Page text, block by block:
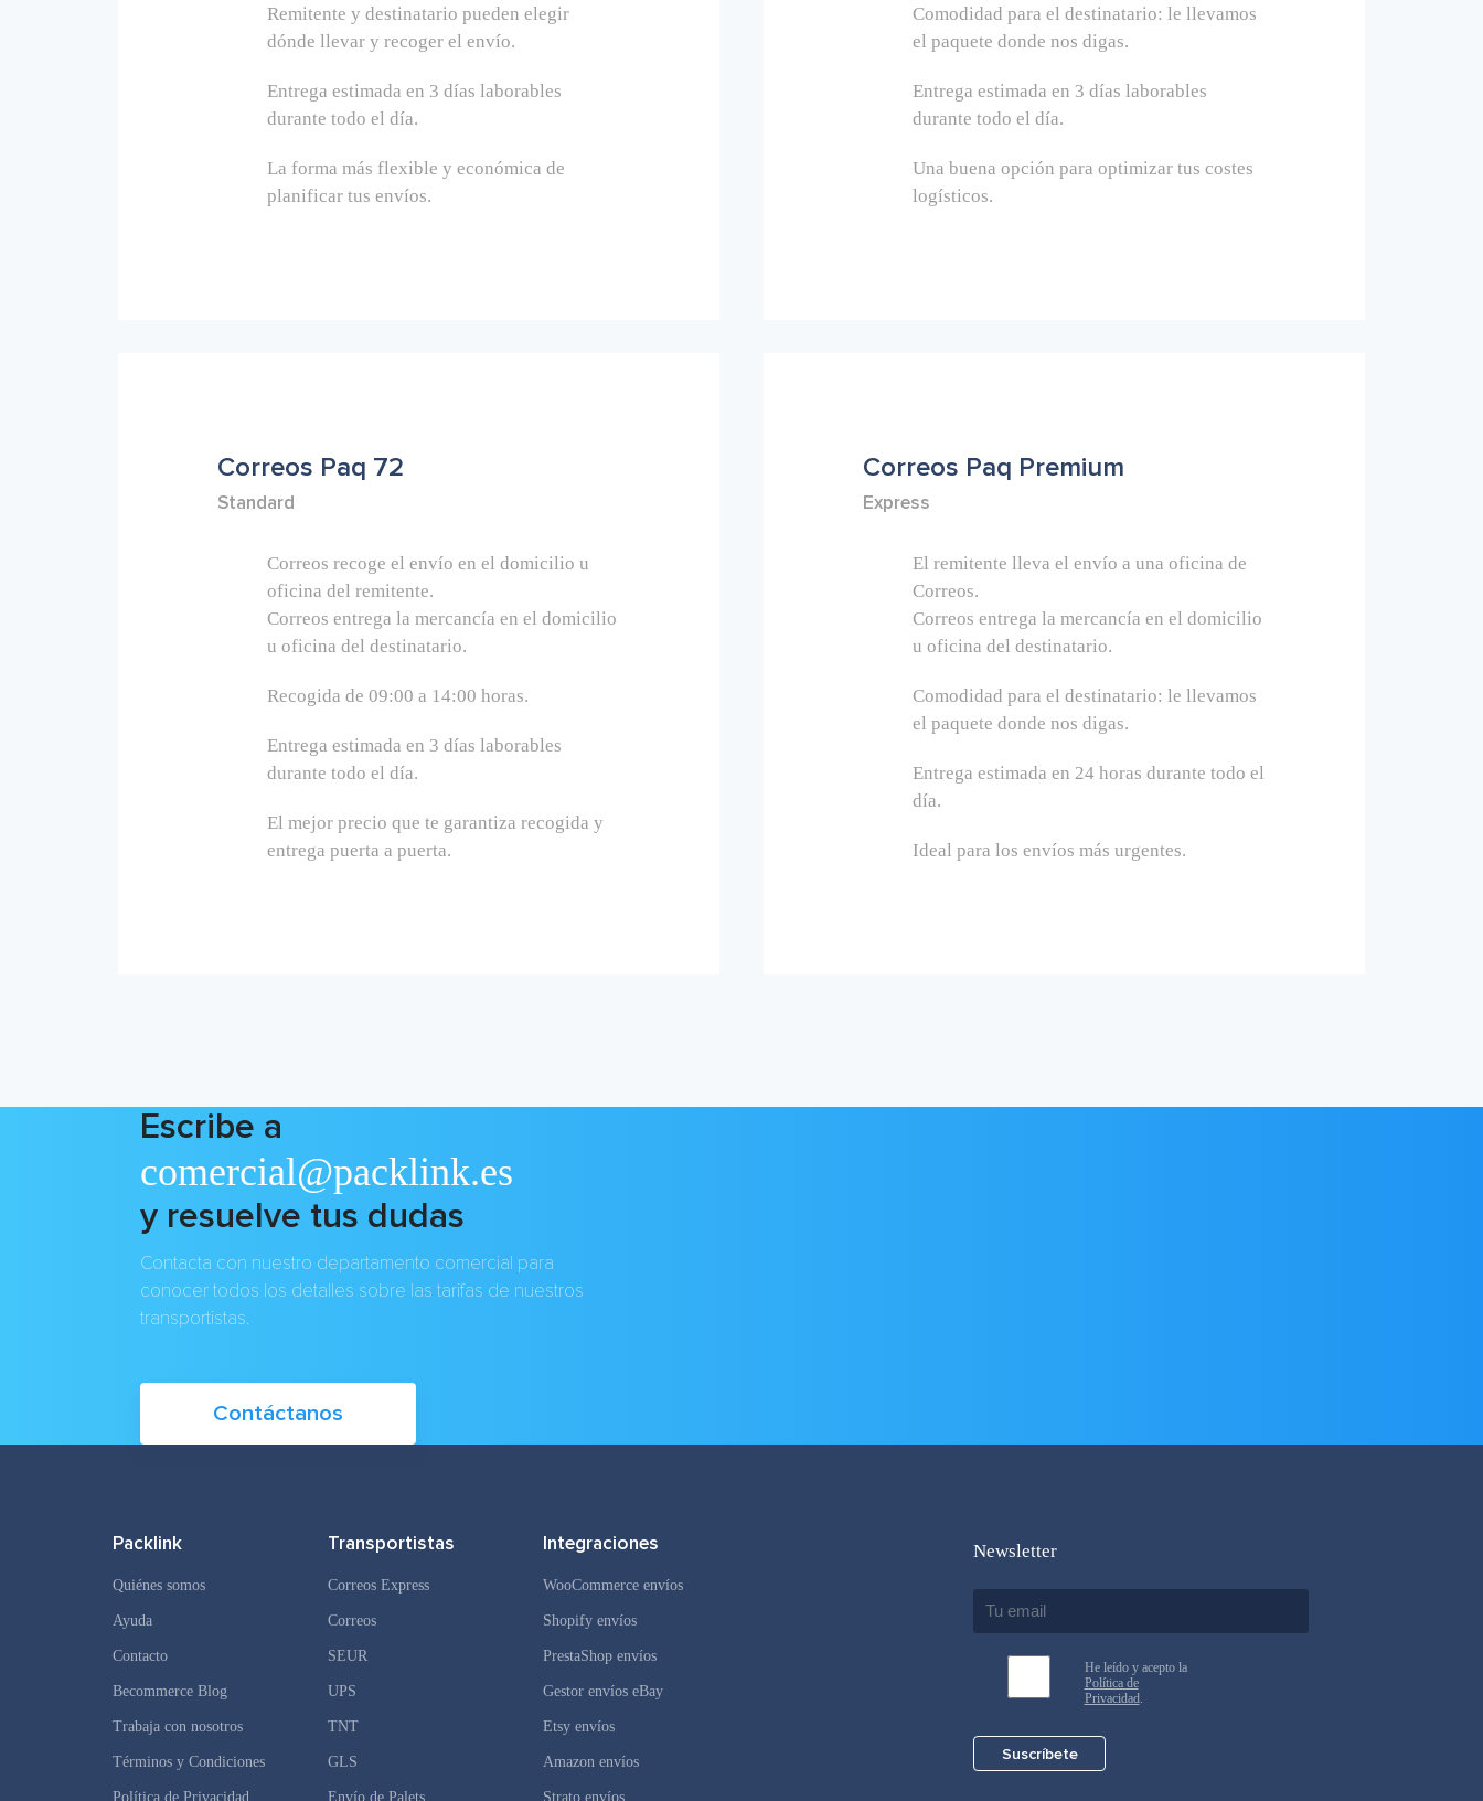
Remitente y destinatario pueden elegir
dónde llevar y recoger el envío.
Entrega estimada en 3 días laborables
durante todo el día.
La forma más flexible y económica de
planificar tus envíos.
Comodidad para el destinatario: le llevamos
el paquete donde nos digas.
Entrega estimada en 3 días laborables
durante todo el día.
Una buena opción para optimizar tus costes
logísticos.
Correos Paq 72
Standard
Correos recoge el envío en el domicilio u
oficina del remitente.
Correos entrega la mercancía en el domicilio
u oficina del destinatario.
Recogida de 09:00 a 14:00 horas.
Entrega estimada en 3 días laborables
durante todo el día.
El mejor precio que te garantiza recogida y
entrega puerta a puerta.
Correos Paq Premium
Express
El remitente lleva el envío a una oficina de
Correos.
Correos entrega la mercancía en el domicilio
u oficina del destinatario.
Comodidad para el destinatario: le llevamos
el paquete donde nos digas.
Entrega estimada en 24 horas durante todo el
día.
Ideal para los envíos más urgentes.
Escribe a
comercial@packlink.es
y resuelve tus dudas
Contacta con nuestro departamento comercial para
conocer todos los detalles sobre las tarifas de nuestros
transportistas.
Contáctanos
Packlink
Quiénes somos
Ayuda
Contacto
Becommerce Blog
Trabaja con nosotros
Términos y Condiciones
Política de Privacidad
Transportistas
Correos Express
Correos
SEUR
UPS
TNT
GLS
Envío de Palets
Integraciones
WooCommerce envíos
Shopify envíos
PrestaShop envíos
Gestor envíos eBay
Etsy envíos
Amazon envíos
Strato envíos
Newsletter
He leído y acepto la
Política de
Privacidad
Suscríbete